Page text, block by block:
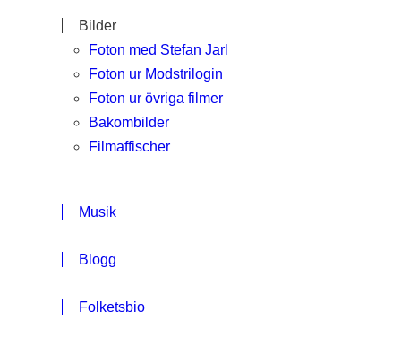
Bilder
Foton med Stefan Jarl
Foton ur Modstrilogin
Foton ur övriga filmer
Bakombilder
Filmaffischer
Musik
Blogg
Folketsbio